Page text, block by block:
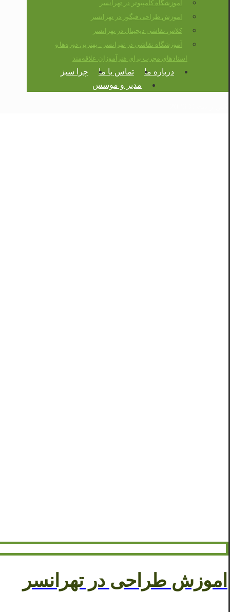
آموزشگاه کامپیوتر در تهرانسر
اموزش طراحی فیگور در تهرانسر
کلاس نقاشی دیجیتال در تهرانسر
آموزشگاه نقاشی در تهرانسر : بهترین دوره‌ها و
استادهای مجرب برای هنرآموزان علاقه‌مند
درباره ما تماس با ما
چرا سبز
مدیر و موسس
اموزش طراحی در تهرانسر